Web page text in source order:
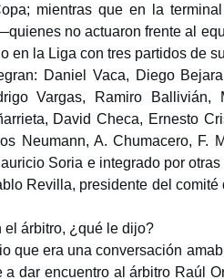
mientras que en la
no actuaron frente al
en la Liga con tres partidos de
Daniel Vaca, Diego
Vargas, Ramiro Ballivián,
David Checa, Ernesto
Neumann, A. Chumacero, F.
Soria e integrado por
Revilla, presidente del
el árbitro, ¿qué le dijo?
que era una conversación
a dar encuentro al árbitro Raúl